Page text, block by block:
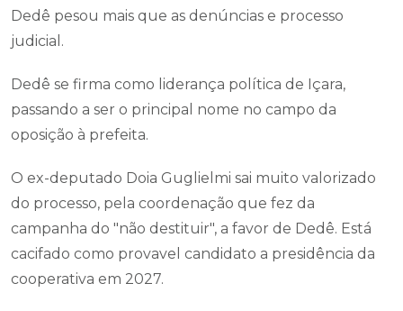
Dedê pesou mais que as denúncias e processo
judicial.
Dedê se firma como liderança política de Içara,
passando a ser o principal nome no campo da
oposição à prefeita.
O ex-deputado Doia Guglielmi sai muito valorizado
do processo, pela coordenação que fez da
campanha do "não destituir", a favor de Dedê. Está
cacifado como provavel candidato a presidência da
cooperativa em 2027.